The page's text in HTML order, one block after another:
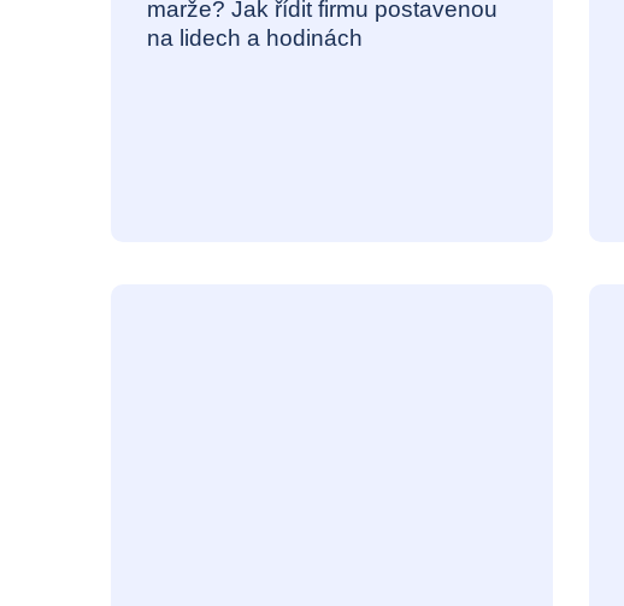
marže? Jak řídit firmu postavenou
na lidech a hodinách